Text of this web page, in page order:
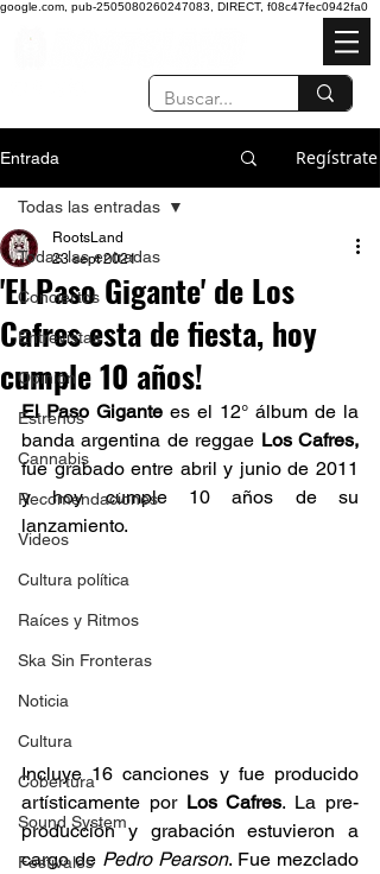
google.com, pub-2505080260247083, DIRECT, f08c47fec0942fa0
Entrada Regístrate
Todas las entradas
Conciertos
Entrevistas
Opinión
Estrenos
Cannabis
Recomendaciones
Videos
Cultura política
Raíces y Ritmos
Ska Sin Fronteras
Noticia
Cultura
Cobertura
Sound System
Festivales
Todas las entradas
'El Paso Gigante' de Los
Cafres esta de fiesta, hoy
cumple 10 años!
RootsLand
23 sept 2021
El Paso Gigante es el 12° álbum de la
banda argentina de reggae Los Cafres,
fue grabado entre abril y junio de 2011
y hoy cumple 10 años de su
lanzamiento.
Incluye 16 canciones y fue producido
artísticamente por Los Cafres. La pre-
producción y grabación estuvieron a
cargo de Pedro Pearson. Fue mezclado